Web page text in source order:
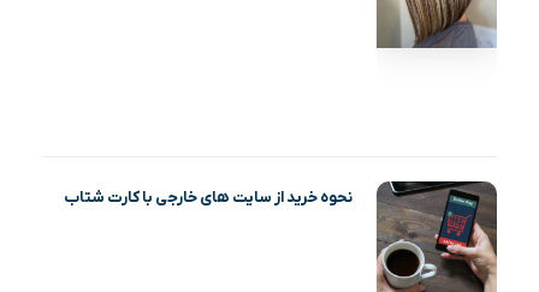
نحوه خرید از سایت های خارجی با کارت شتاب